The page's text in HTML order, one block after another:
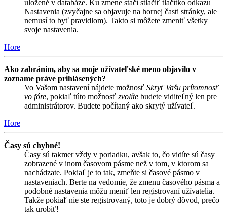
uložené v databáze. Ku zmene stačí stlačiť tlačítko odkazu
Nastavenia (zvyčajne sa objavuje na hornej časti stránky, ale
nemusí to byť pravidlom). Takto si môžete zmeniť všetky
svoje nastavenia.
Hore
Ako zabránim, aby sa moje užívateľské meno objavilo v
zozname práve prihlásených?
Vo Vašom nastavení nájdete možnosť Skryť Vašu prítomnosť
vo fóre, pokiaľ túto možnosť zvolíte budete viditeľný len pre
administrátorov. Budete počítaný ako skrytý užívateľ.
Hore
Časy sú chybné!
Časy sú takmer vždy v poriadku, avšak to, čo vidíte sú časy
zobrazené v inom časovom pásme než v tom, v ktorom sa
nachádzate. Pokiaľ je to tak, zmeňte si časové pásmo v
nastaveniach. Berte na vedomie, že zmenu časového pásma a
podobné nastavenia môžu meniť len registrovaní užívatelia.
Takže pokiaľ nie ste registrovaný, toto je dobrý dôvod, prečo
tak urobiť!